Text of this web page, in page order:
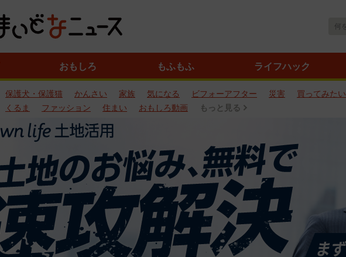
おもしろ もふもふ ライフハック
保護犬・保護猫 かんさい 家族 気になる ビフォーアフター 災害 買ってみたい
くるま
ファッション 住まい おもしろ動画 もっと見る